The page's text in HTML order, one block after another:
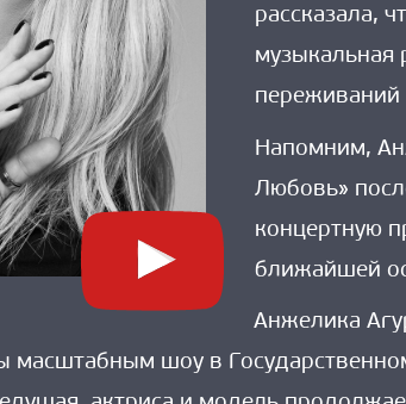
но
рассказала,
музыкальная
переживаний
Напомним,
Любовь»
концертную
ближайшей
Анжелика
масштабным шоу в